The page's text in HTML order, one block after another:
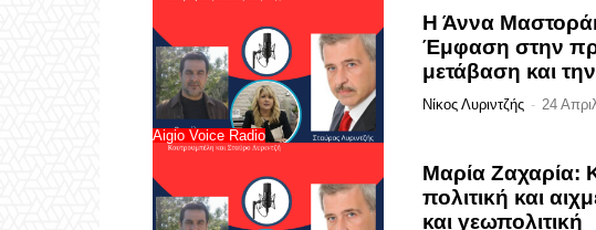
Aigio Voice Radio
Η Άννα
Έμφαση στην
μετάβαση και
Νίκος Λυριντζής - 24
Μαρία Ζαχαρία:
πολιτική και
και γεωπολιτική